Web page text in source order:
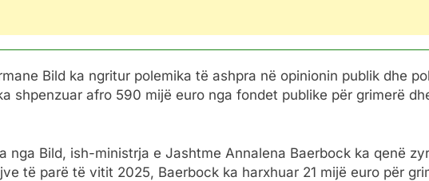
Bild ka ngritur polemika të ashpra në opinionin publik dhe
shpenzuar afro 590 mijë euro nga fondet publike për grimerë
nga Bild, ish-ministrja e Jashtme Annalena Baerbock ka qenë
të parë të vitit 2025, Baerbock ka harxhuar 21 mijë euro për